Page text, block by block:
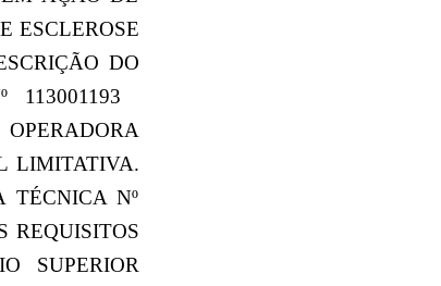
ESCLEROSE
DO

LIMITATIVA.
TÉCNICA Nº
REQUISITOS
SUPERIOR